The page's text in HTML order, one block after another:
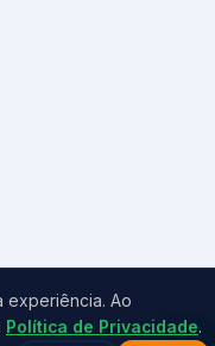
experiência. Ao
Política de Privacidade.